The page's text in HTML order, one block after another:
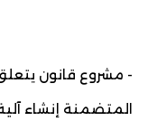
- مشروع قانون
المتضمنة إنشاء